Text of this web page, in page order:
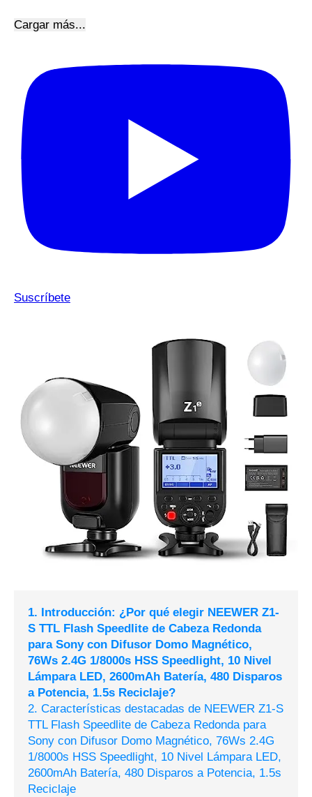
Cargar más...
Suscríbete
1. Introducción: ¿Por qué elegir NEEWER Z1-
S TTL Flash Speedlite de Cabeza Redonda
para Sony con Difusor Domo Magnético,
76Ws 2.4G 1/8000s HSS Speedlight, 10 Nivel
Lámpara LED, 2600mAh Batería, 480 Disparos
a Potencia, 1.5s Reciclaje?
2. Características destacadas de NEEWER Z1-S
TTL Flash Speedlite de Cabeza Redonda para
Sony con Difusor Domo Magnético, 76Ws 2.4G
1/8000s HSS Speedlight, 10 Nivel Lámpara LED,
2600mAh Batería, 480 Disparos a Potencia, 1.5s
Reciclaje